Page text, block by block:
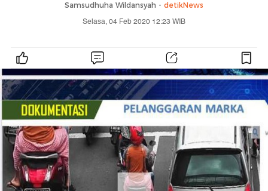
Samsudhuha Wildansyah - detikNews
Selasa, 04 Feb 2020 12:23 WIB